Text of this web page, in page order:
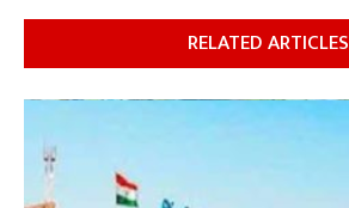
RELATED ARTICLES